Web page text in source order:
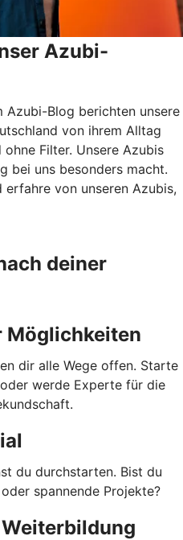
Azubi-
Azubi-Blog berichten unsere
von ihrem Alltag
Filter. Unsere Azubis
bei uns besonders macht.
von unseren Azubis,
deiner
Möglichkeiten
dir alle Wege offen. Starte
werde Experte für die
du durchstarten. Bist du
spannende Projekte?